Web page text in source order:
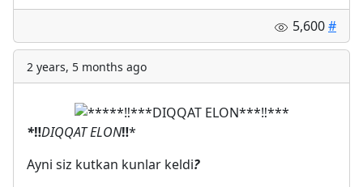
5,600#
2 years, 5 months ago
*‼️DIQQAT ELON‼️*
Ayni siz kutkan kunlar keldi?️